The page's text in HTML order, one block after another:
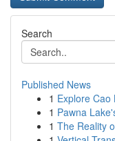
Search
Published News
1 Explore Cao
1 Pawna
1 The Reality